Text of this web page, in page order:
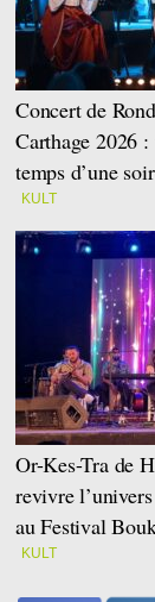
Concert de
Carthage 2026 :
temps d’une
KULT
Or-Kes-Tra de
revivre
au Festival
KULT